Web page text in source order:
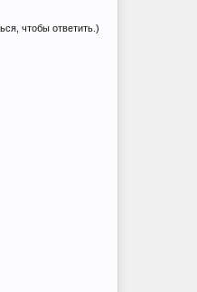
чтобы ответить.)